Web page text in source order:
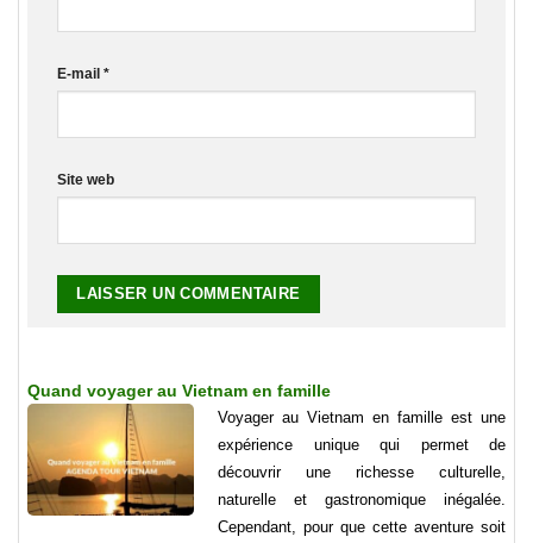
E-mail *
Site web
Quand voyager au Vietnam en famille
Voyager au Vietnam en famille est une
expérience unique qui permet de
découvrir une richesse culturelle,
naturelle et gastronomique inégalée.
Cependant, pour que cette aventure soit